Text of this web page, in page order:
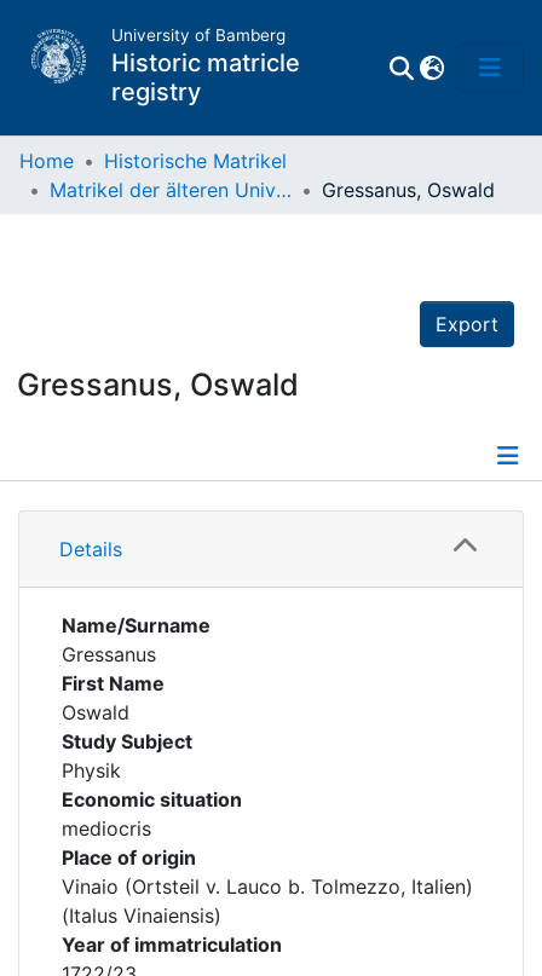
University of Bamberg
Historic matricle
registry
Home
Historische Matrikel
Matrikel der älteren Universität
Gressanus, Oswald
Export
Gressanus, Oswald
Details
Details
Name/Surname
Gressanus
First Name
Oswald
Study Subject
Physik
Economic situation
mediocris
Place of origin
Vinaio (Ortsteil v. Lauco b. Tolmezzo, Italien)
(Italus Vinaiensis)
Year of immatriculation